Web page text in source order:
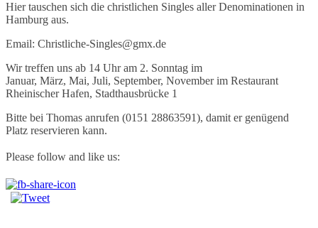
Hier tauschen sich die christlichen Singles aller Denominationen in
Hamburg aus.
Email: Christliche-Singles@gmx.de
Wir treffen uns ab 14 Uhr am 2. Sonntag im
Januar, März, Mai, Juli, September, November im Restaurant
Rheinischer Hafen, Stadthausbrücke 1
Bitte bei Thomas anrufen (0151 28863591), damit er genügend
Platz reservieren kann.
Please follow and like us: